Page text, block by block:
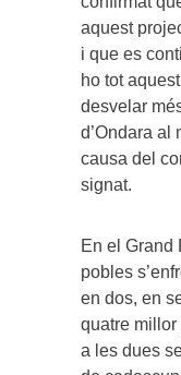
aquest
i que es
ho tot
desvelar
d’Ondara al
causa del
signat.
En el Grand
pobles
en dos, en
quatre
a les dues